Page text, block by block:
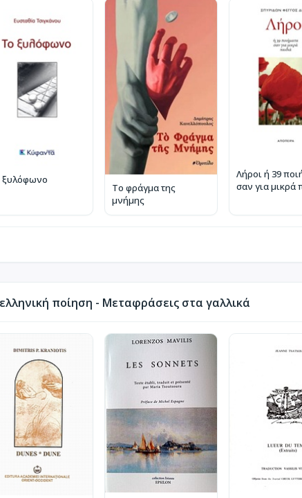
ξυλόφωνο
Το φράγμα της
μνήμης
Λήροι ή 39
σαν για μικρά
ποίηση - Μεταφράσεις στα γαλλικά